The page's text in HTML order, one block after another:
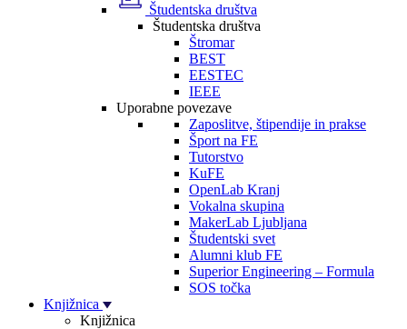
Študentska društva
Študentska društva
Štromar
BEST
EESTEC
IEEE
Uporabne povezave
Zaposlitve, štipendije in prakse
Šport na FE
Tutorstvo
KuFE
OpenLab Kranj
Vokalna skupina
MakerLab Ljubljana
Študentski svet
Alumni klub FE
Superior Engineering – Formula
SOS točka
Knjižnica
Knjižnica